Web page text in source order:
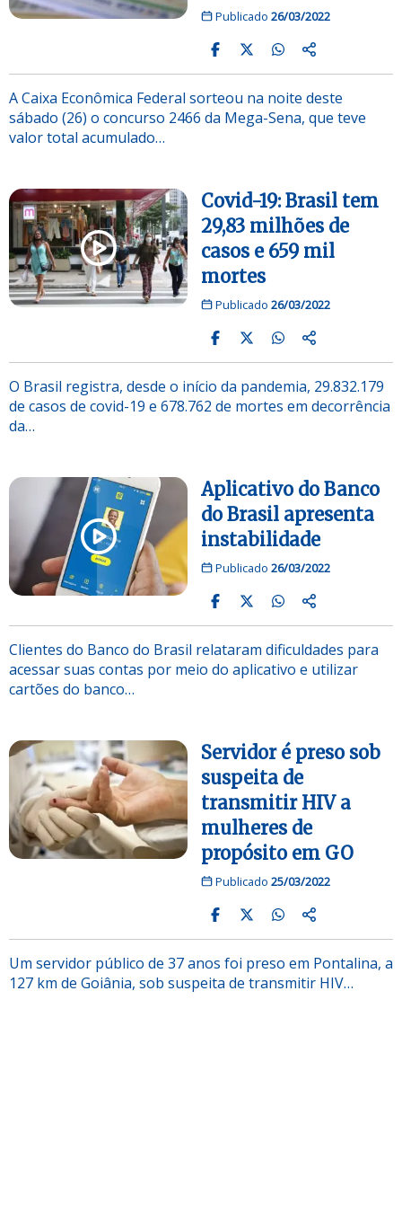
Publicado 26/03/2022
A Caixa Econômica Federal sorteou na noite deste
sábado (26) o concurso 2466 da Mega-Sena, que teve
valor total acumulado…
Covid-19: Brasil tem
29,83 milhões de
casos e 659 mil
mortes
Publicado 26/03/2022
O Brasil registra, desde o início da pandemia, 29.832.179
de casos de covid-19 e 678.762 de mortes em decorrência
da…
Aplicativo do Banco
do Brasil apresenta
instabilidade
Publicado 26/03/2022
Clientes do Banco do Brasil relataram dificuldades para
acessar suas contas por meio do aplicativo e utilizar
cartões do banco…
Servidor é preso sob
suspeita de
transmitir HIV a
mulheres de
propósito em GO
Publicado 25/03/2022
Um servidor público de 37 anos foi preso em Pontalina, a
127 km de Goiânia, sob suspeita de transmitir HIV…